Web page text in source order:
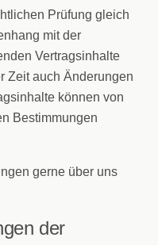
Prüfung gleich
mit der
Vertragsinhalte
Zeit auch Änderungen
können von
Bestimmungen
gerne über uns
der